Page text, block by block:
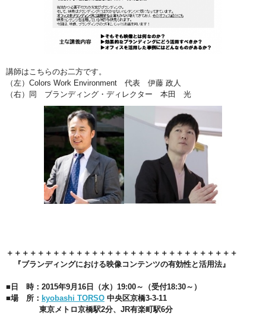
講師はこちらのお二方です。
（左）Colors Work Environment 代表 伊藤 政人
（右）同 ブランディング・ディレクター 本田 光
＋＋＋＋＋＋＋＋＋＋＋＋＋＋＋＋＋＋＋＋＋＋＋＋＋＋＋＋＋＋
『ブランディングにおける映像コンテンツの有効性と活用法』
■日 時：2015年9月16日（水）19:00～（受付18:30～）
■場 所： kyobashi TORSO 中央区京橋3-3-11
東京メトロ京橋駅2分、JR有楽町駅6分